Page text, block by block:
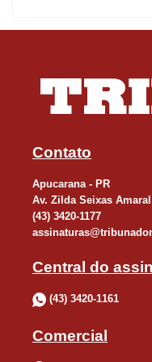
internacionais”, analisa
apucaranense estão em
US$ 271 mil em valor
funcionários. Que o ritmo
identificarmos se a oferta
isso ocorrer, com certeza
analisa.
Contato
Apucarana - PR
Av. Zilda Seixas
(43) 3420-1177
Central do
(43) 3420-1161
Comercial